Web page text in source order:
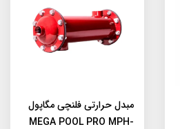
مبدل حرارتی فلنچی مگاپول
MEGA POOL PRO MPH-